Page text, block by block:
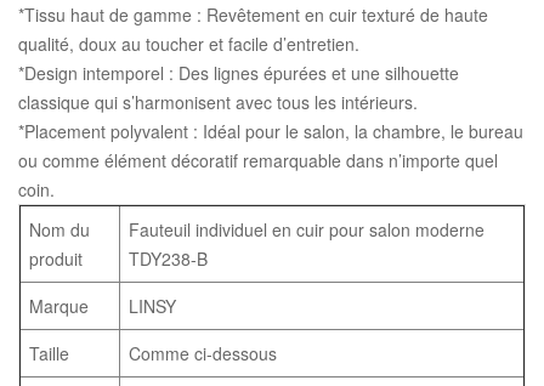
*Tissu haut de gamme : Revêtement en cuir texturé de haute
qualité, doux au toucher et facile d’entretien.
*Design intemporel : Des lignes épurées et une silhouette
classique qui s’harmonisent avec tous les intérieurs.
*Placement polyvalent : Idéal pour le salon, la chambre, le bureau
ou comme élément décoratif remarquable dans n’importe quel
coin.
Nom du
produit
Fauteuil individuel en cuir pour salon moderne
TDY238-B
Marque
LINSY
Taille
Comme ci-dessous